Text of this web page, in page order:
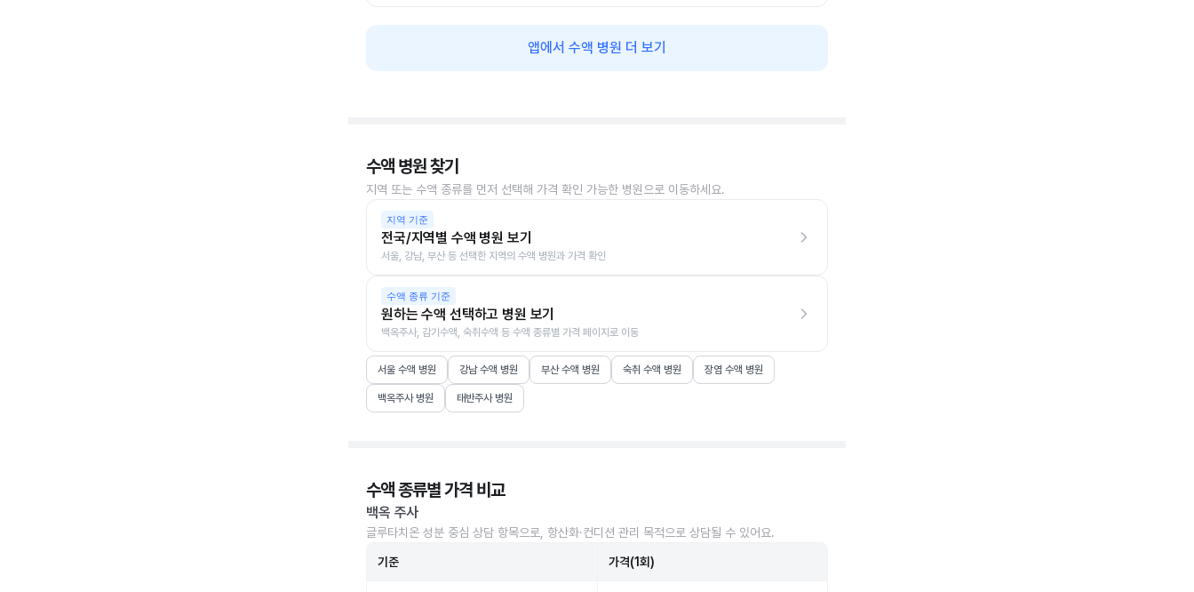
앱에서 수액 병원 더 보기
수액 병원 찾기
지역 또는 수액 종류를 먼저 선택해 가격 확인 가능한 병원으로 이동하세요.
지역 기준
전국/지역별 수액 병원 보기
서울, 강남, 부산 등 선택한 지역의 수액 병원과 가격 확인
수액 종류 기준
원하는 수액 선택하고 병원 보기
백옥주사, 감기수액, 숙취수액 등 수액 종류별 가격 페이지로 이동
서울 수액 병원 강남 수액 병원 부산 수액 병원 숙취 수액 병원 장염 수액 병원
백옥주사 병원 태반주사 병원
수액 종류별 가격 비교
백옥 주사
글루타치온 성분 중심 상담 항목으로, 항산화·컨디션 관리 목적으로 상담될 수 있어요.
기준 가격(1회)